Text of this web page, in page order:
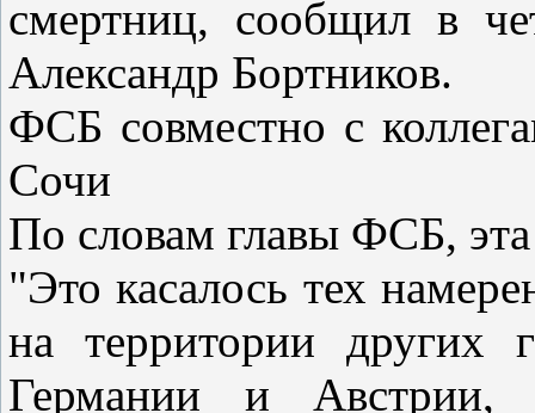
смертниц, сообщил в
Александр Бортников.
ФСБ совместно с
Сочи
По словам главы ФСБ,
"Это касалось тех
на территории других
Германии и Австрии,